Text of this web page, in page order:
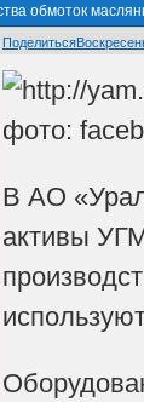
обмоток
Поделиться
фото:
В АО
активы